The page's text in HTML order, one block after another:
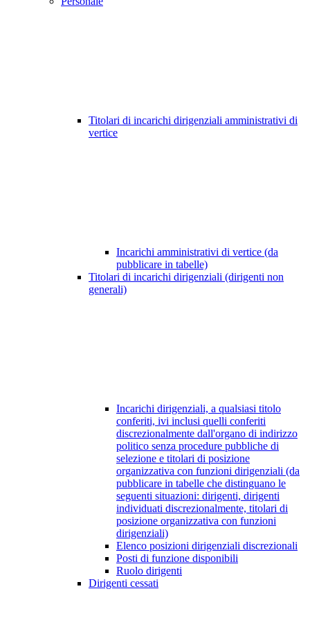
Titolari di incarichi dirigenziali amministrativi di
vertice
Incarichi amministrativi di vertice (da
pubblicare in tabelle)
Titolari di incarichi dirigenziali (dirigenti non
generali)
Incarichi dirigenziali, a qualsiasi titolo
conferiti, ivi inclusi quelli conferiti
discrezionalmente dall'organo di indirizzo
politico senza procedure pubbliche di
selezione e titolari di posizione
organizzativa con funzioni dirigenziali (da
pubblicare in tabelle che distinguano le
seguenti situazioni: dirigenti, dirigenti
individuati discrezionalmente, titolari di
posizione organizzativa con funzioni
dirigenziali)
Elenco posizioni dirigenziali discrezionali
Posti di funzione disponibili
Ruolo dirigenti
Dirigenti cessati